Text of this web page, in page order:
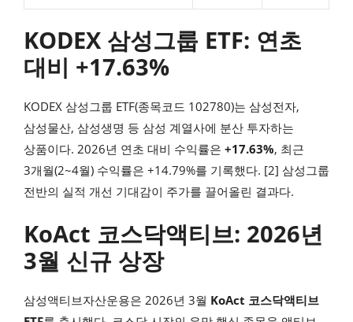
KODEX 삼성그룹 ETF: 연초
대비 +17.63%
KODEX 삼성그룹 ETF(종목코드 102780)는 삼성전자,
삼성물산, 삼성생명 등 삼성 계열사에 분산 투자하는
상품이다. 2026년 연초 대비 수익률은 +17.63%, 최근
3개월(2~4월) 수익률은 +14.79%를 기록했다. [2] 삼성그룹
전반의 실적 개선 기대감이 주가를 끌어올린 결과다.
KoAct 코스닥액티브: 2026년
3월 신규 상장
삼성액티브자산운용은 2026년 3월 KoAct 코스닥액티브